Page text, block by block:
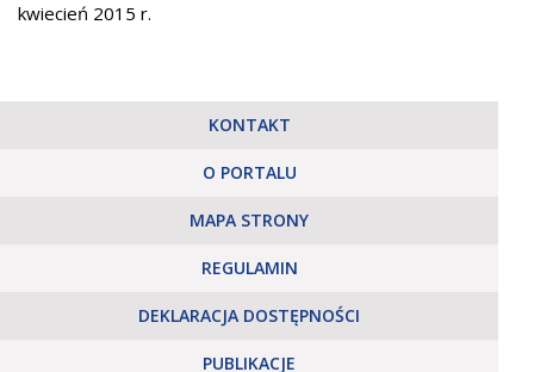
kwiecień 2015 r.
KONTAKT
O PORTALU
MAPA STRONY
REGULAMIN
DEKLARACJA DOSTĘPNOŚCI
PUBLIKACJE